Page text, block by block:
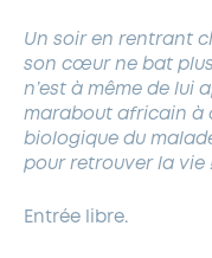
GESTION DU
Un soir en rentrant
son cœur ne bat
n’est à même de lui
marabout africain à
biologique du
pour retrouver la vie
Entrée libre.